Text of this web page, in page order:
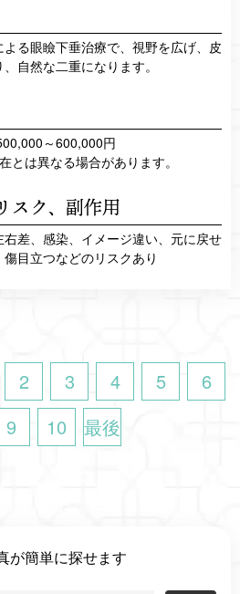
る眼瞼下垂治療で、視野を広げ、皮
自然な二重になります。
～600,000円
とは異なる場合があります。
ク、 副作用
差、感染、イメージ違い、元に戻せ
目立つなどのリスクあり
2 3 4 5
6
9 10
最後
が簡単に探せます